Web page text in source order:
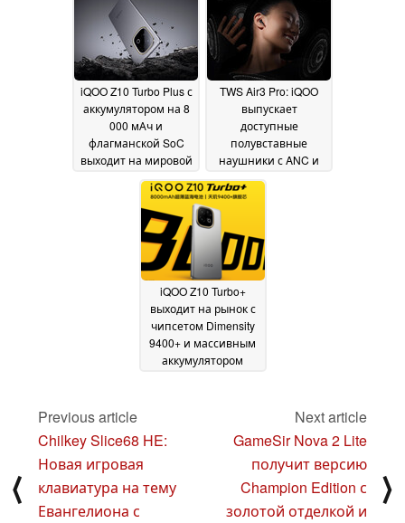
2025
iQOO Z10 Turbo Plus с
аккумулятором на 8
000 мАч и
флагманской SoC
выходит на мировой
рынок через импорт
17 August 2025
TWS Air3 Pro: iQOO
выпускает
доступные
полувставные
наушники с ANC и
47 часами
автономной работы
iQOO Z10 Turbo+
выходит на рынок с
чипсетом Dimensity
9400+ и массивным
аккумулятором
⟨
Previous article
Chilkey Slice68 HE:
Новая игровая
клавиатура на тему
Евангелиона с
Next article
GameSir Nova 2 Lite
получит версию
Champion Edition с
золотой отделкой и
⟩